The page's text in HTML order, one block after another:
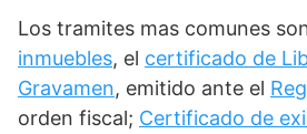
Los tramites mas comunes
inmuebles, el certificado de
Gravamen, emitido ante el
orden fiscal; Certificado de